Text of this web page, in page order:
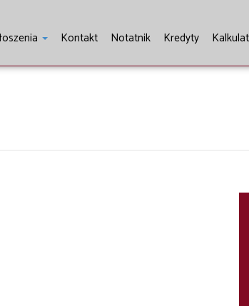
Kontakt Notatnik Kredyty